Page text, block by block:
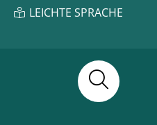
LEICHTE SPRACHE